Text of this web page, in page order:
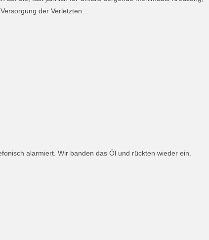
der Verletzten…
alarmiert. Wir banden das Öl und rückten wieder ein.